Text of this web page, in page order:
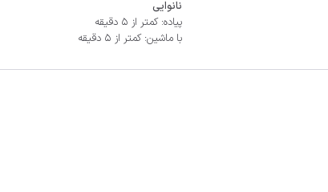
نانوایی
پیاده: کمتر از 5 دقیقه
با ماشین: کمتر از 5 دقیقه